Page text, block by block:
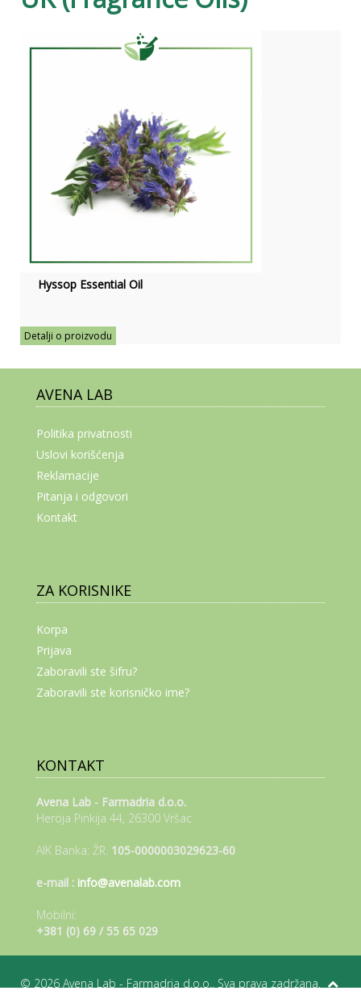
Hyssop Essential Oil
Detalji o proizvodu
AVENA LAB
Politika privatnosti
Uslovi korišćenja
Reklamacije
Pitanja i odgovori
Kontakt
ZA KORISNIKE
Korpa
Prijava
Zaboravili ste šifru?
Zaboravili ste korisničko ime?
KONTAKT
Avena Lab - Farmadria d.o.o.
Heroja Pinkija 44, 26300 Vršac
AIK Banka: ŽR. 105-0000003029623-60
e-mail : info@avenalab.com
Mobilni:
+381 (0) 69 / 55 65 029
© 2026 Avena Lab - Farmadria d.o.o.. Sva prava zadržana.